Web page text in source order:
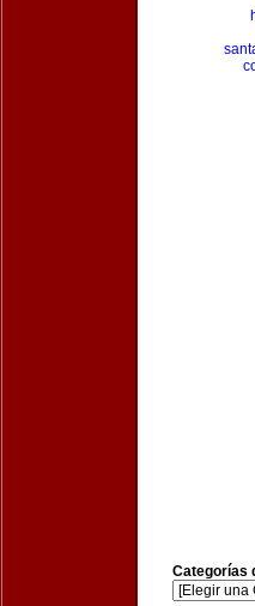
Categorías